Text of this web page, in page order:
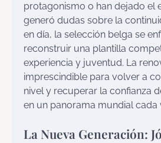
protagonismo o han dejado el
generó dudas sobre la
en día, la selección belga se
reconstruir una plantilla
experiencia y juventud. La
imprescindible para volver a
nivel y recuperar la confianza
en un panorama mundial cada
La Nueva Generación: